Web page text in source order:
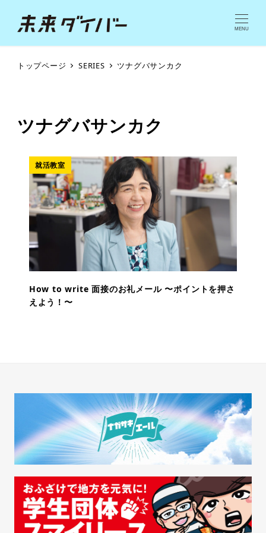
MENU
トップページ SERIES ツナグバサンカク
ツナグバサンカク
就活教室
How to write 面接のお礼メール 〜ポイントを押さ
えよう！〜